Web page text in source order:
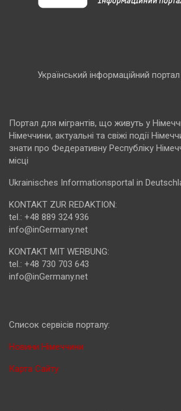
Український інформаційний портал
Портал для мігрантів, що живуть у
Німеччини, актуальні та свіжі події
знати про Федеративну Республіку
місці
Ukrainisches Informationsportal in
KONTAKT ZUR REDAKTION:
tel.: +48 889 324 936
info@inGermany.net
KONTAKT MIT WERBUNG:
tel.: +48 730 703 643
info@inGermany.net
Cписок сервісів порталу:
Новини Німеччини
Карта Сайту